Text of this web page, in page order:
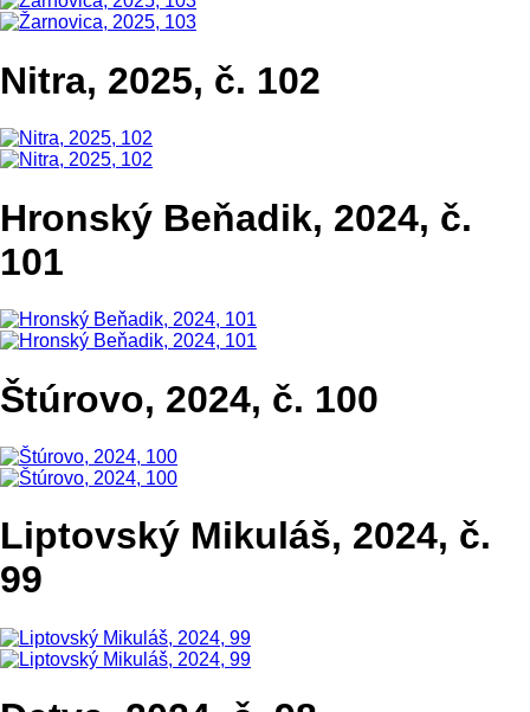
Nitra, 2025, č. 102
Hronský Beňadik, 2024, č.
101
Štúrovo, 2024, č. 100
Liptovský Mikuláš, 2024, č.
99